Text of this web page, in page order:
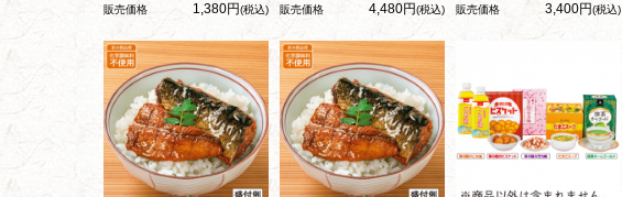
販売価格 1,380円(税込) 販売価格 4,480円(税込) 販売価格 3,400円(税込)